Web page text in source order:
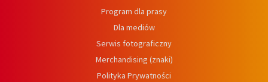
Program dla prasy
Dla mediów
Serwis fotograficzny
Merchandising (znaki)
Polityka Prywatności